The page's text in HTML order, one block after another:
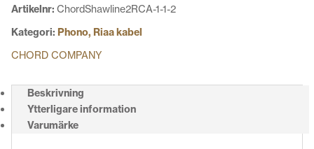
Artikelnr: ChordShawline2RCA-1-1-2
Kategori: Phono, Riaa kabel
CHORD COMPANY
Beskrivning
Ytterligare information
Varumärke